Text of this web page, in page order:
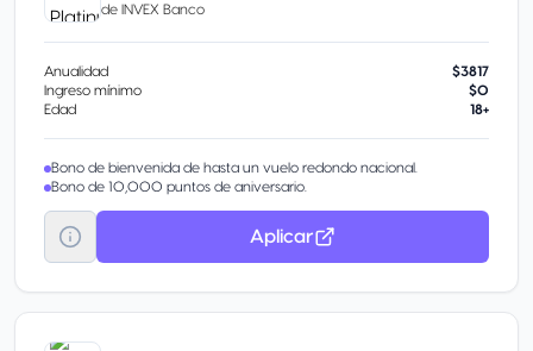
de INVEX Banco
Anualidad
$3817
Ingreso mínimo
$0
Edad
18+
Bono de bienvenida de hasta un vuelo redondo nacional.
Bono de 10,000 puntos de aniversario.
Aplicar